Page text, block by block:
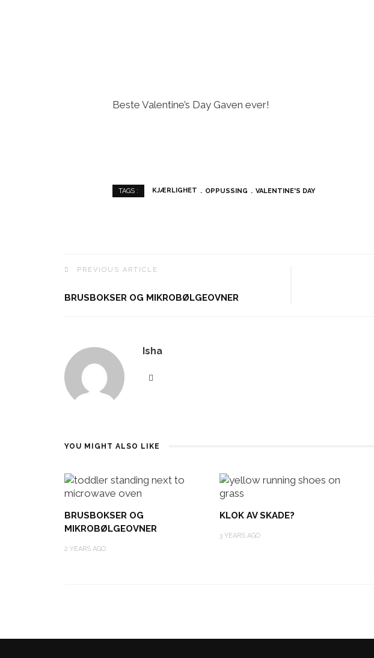
Beste Valentine’s Day Gaven ever!
TAGS : KJÆRLIGHET OPPUSSING VALENTINE'S DAY
PREVIOUS ARTICLE
BRUSBOKSER OG MIKROBØLGEOVNER
Isha
YOU MIGHT ALSO LIKE
BRUSBOKSER OG
MIKROBØLGEOVNER
2 YEARS AGO
KLOK AV SKADE?
3 YEARS AGO